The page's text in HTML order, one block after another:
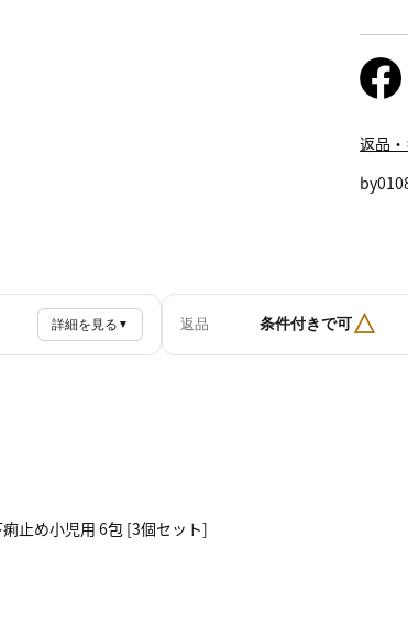
返品
詳細を見る ▼ 返品 条件付きで可△
止め小児用 6包 [3個セット]